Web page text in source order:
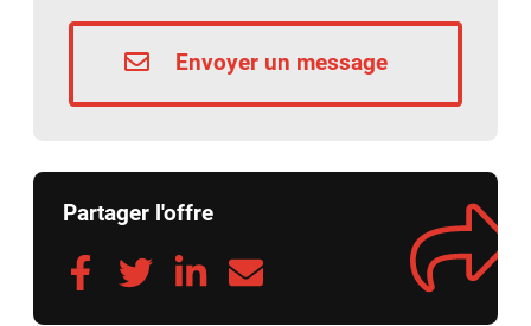
Envoyer un message
Partager l'offre